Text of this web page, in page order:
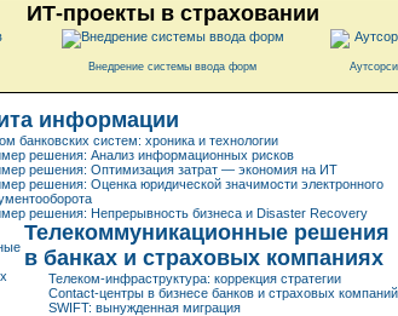
ИТ-проекты в страховании
Внедрение системы ввода форм
информации
банковских систем: хроника и технологии
решения: Анализ информационных рисков
решения: Оптимизация затрат — экономия на ИТ
решения: Оценка юридической значимости электронного
решения: Непрерывность бизнеса и Disaster Recovery
Телекоммуникационные решения
в банках и страховых компаниях
Телеком-инфраструктура: коррекция стратегии
Contact-центры в бизнесе банков и страховых компаний
SWIFT: вынужденная миграция